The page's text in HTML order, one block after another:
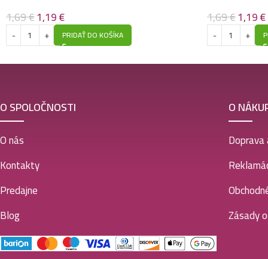
1,69€1,19€
PRIDAŤ DO KOŠÍKA
1,69€1,19€
O SPOLOČNOSTI
O nás
Kontakty
Predajne
Blog
O
Zásady